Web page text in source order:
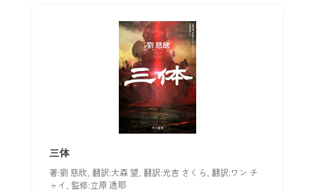
三体
著:劉 慈欣, 翻訳:大森 望, 翻訳:光吉 さくら, 翻訳:ワン チ
ャイ, 監修:立原 透耶